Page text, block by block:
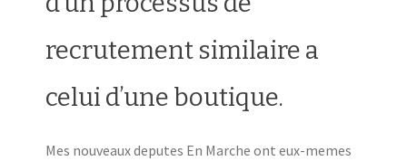
recrutement similaire a
celui d’une boutique.
Mes nouveaux deputes En Marche ont eux-memes